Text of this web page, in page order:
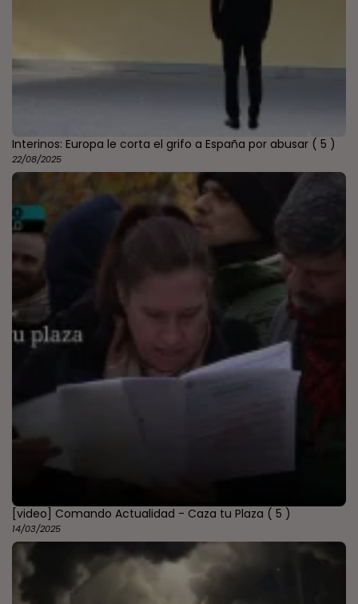
Interinos: Europa le corta el grifo a España por abusar ( 5 )
22/08/2025
[video] Comando Actualidad - Caza tu Plaza ( 5 )
14/03/2025